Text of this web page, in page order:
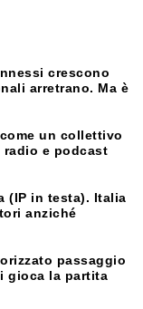
crescono
arretrano. Ma è
un collettivo
radio e podcast
(IP in testa). Italia
anziché
passaggio
gioca la partita